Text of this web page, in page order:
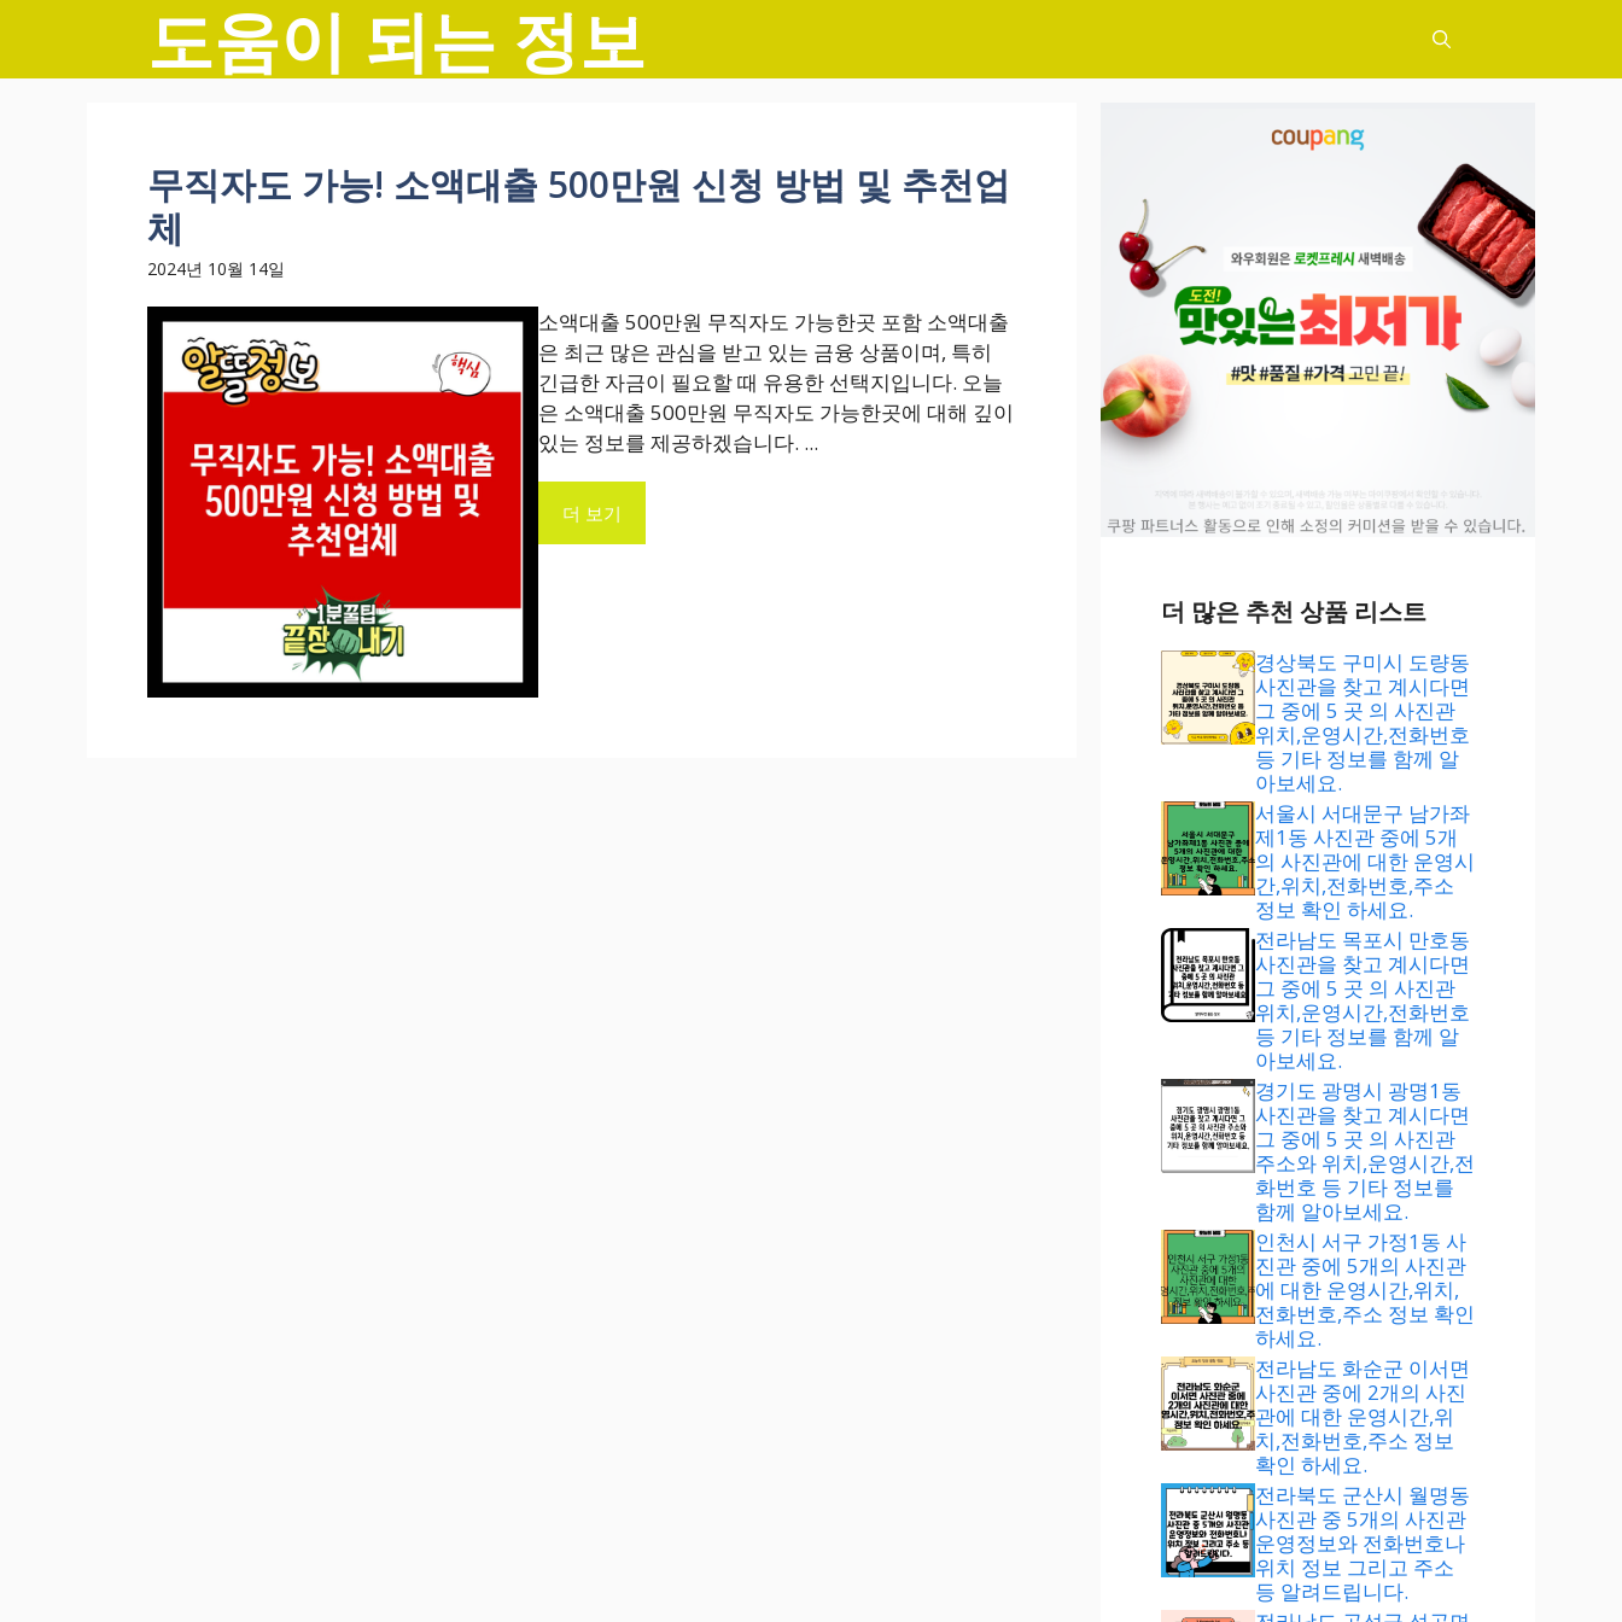
츠
도움이 되는 정보
무직자도 가능! 소액대출 500만원 신청 방법 및 추천업
체
2024년 10월 14일
소액대출 500만원 무직자도 가능한곳 포함 소액대출
은 최근 많은 관심을 받고 있는 금융 상품이며, 특히
긴급한 자금이 필요할 때 유용한 선택지입니다. 오늘
은 소액대출 500만원 무직자도 가능한곳에 대해 깊이
있는 정보를 제공하겠습니다. ...
더 보기
더 많은 추천 상품 리스트
경상북도 구미시 도량동
사진관을 찾고 계시다면
그 중에 5 곳 의 사진관
위치,운영시간,전화번호
등 기타 정보를 함께 알
아보세요.
서울시 서대문구 남가좌
제1동 사진관 중에 5개
의 사진관에 대한 운영시
간,위치,전화번호,주소
정보 확인 하세요.
전라남도 목포시 만호동
사진관을 찾고 계시다면
그 중에 5 곳 의 사진관
위치,운영시간,전화번호
등 기타 정보를 함께 알
아보세요.
경기도 광명시 광명1동
사진관을 찾고 계시다면
그 중에 5 곳 의 사진관
주소와 위치,운영시간,전
화번호 등 기타 정보를
함께 알아보세요.
인천시 서구 가정1동 사
진관 중에 5개의 사진관
에 대한 운영시간,위치,
전화번호,주소 정보 확인
하세요.
전라남도 화순군 이서면
사진관 중에 2개의 사진
관에 대한 운영시간,위
치,전화번호,주소 정보
확인 하세요.
전라북도 군산시 월명동
사진관 중 5개의 사진관
운영정보와 전화번호나
위치 정보 그리고 주소
등 알려드립니다.